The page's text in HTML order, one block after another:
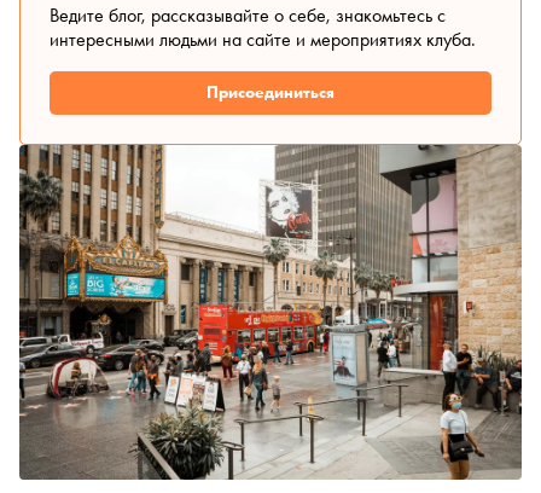
Ведите блог, рассказывайте о себе, знакомьтесь с
интересными людьми на сайте и мероприятиях клуба.
Присоединиться